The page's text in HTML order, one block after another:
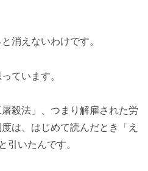
消えないわけです。
ています。
殺法」、つまり解雇された労
は、はじめて読んだとき「え
いたんです。